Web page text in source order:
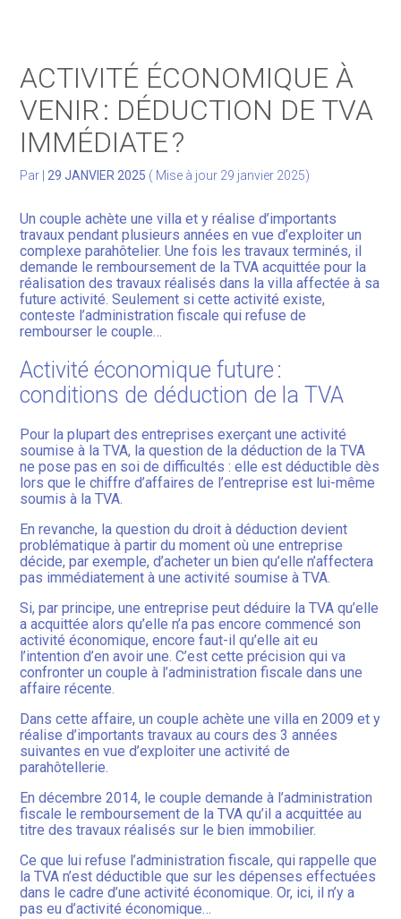
Développer votre activité
Gérer votre patrimoine
Facturation Électronique
ACTIVITÉ ÉCONOMIQUE À
VENIR : DÉDUCTION DE TVA
IMMÉDIATE ?
Par 29 JANVIER 2025 ( Mise à jour 29 janvier 2025)
Un couple achète une villa et y réalise d’importants
travaux pendant plusieurs années en vue d’exploiter un
complexe parahôtelier. Une fois les travaux terminés, il
demande le remboursement de la TVA acquittée pour la
réalisation des travaux réalisés dans la villa affectée à sa
future activité. Seulement si cette activité existe,
conteste l’administration fiscale qui refuse de
rembourser le couple…
Activité économique future :
conditions de déduction de la TVA
Pour la plupart des entreprises exerçant une activité
soumise à la TVA, la question de la déduction de la TVA
ne pose pas en soi de difficultés : elle est déductible dès
lors que le chiffre d’affaires de l’entreprise est lui-même
soumis à la TVA.
En revanche, la question du droit à déduction devient
problématique à partir du moment où une entreprise
décide, par exemple, d’acheter un bien qu’elle n’affectera
pas immédiatement à une activité soumise à TVA.
Si, par principe, une entreprise peut déduire la TVA qu’elle
a acquittée alors qu’elle n’a pas encore commencé son
activité économique, encore faut-il qu’elle ait eu
l’intention d’en avoir une. C’est cette précision qui va
confronter un couple à l’administration fiscale dans une
affaire récente.
Dans cette affaire, un couple achète une villa en 2009 et y
réalise d’importants travaux au cours des 3 années
suivantes en vue d’exploiter une activité de
parahôtellerie.
En décembre 2014, le couple demande à l’administration
fiscale le remboursement de la TVA qu’il a acquittée au
titre des travaux réalisés sur le bien immobilier.
Ce que lui refuse l’administration fiscale, qui rappelle que
la TVA n’est déductible que sur les dépenses effectuées
dans le cadre d’une activité économique. Or, ici, il n’y a
pas eu d’activité économique…